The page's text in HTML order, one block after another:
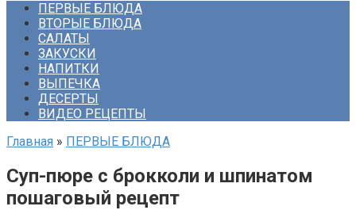
ПЕРВЫЕ БЛЮДА
ВТОРЫЕ БЛЮДА
САЛАТЫ
ЗАКУСКИ
НАПИТКИ
ВЫПЕЧКА
ДЕСЕРТЫ
ВИДЕО РЕЦЕПТЫ
Главная » ПЕРВЫЕ БЛЮДА
Суп-пюре с брокколи и шпинатом
пошаговый рецепт